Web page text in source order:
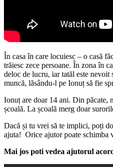
În casa în care locuiesc – o casă
trăiesc zece persoane. În zona în
deloc de lucru, iar tatăl este nevoit
muncă, lăsându-l pe Ionuț să fie
Ionuț are doar 14 ani. Din păcate,
școală. La școală merg doar
Dacă și tu vrei să te implici, poți
ajuta! Orice ajutor poate schimba
Mai jos poti vedea ajutorul